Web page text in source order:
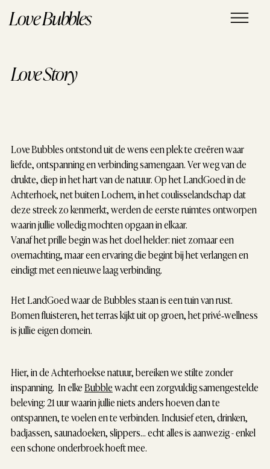
Love Bubbles
Love Story
Love Bubbles ontstond uit de wens een plek te creëren waar
liefde, ontspanning en verbinding samengaan. Ver weg van de
drukte, diep in het hart van de natuur. Op het LandGoed in de
Achterhoek, net buiten Lochem, in het coulisselandschap dat
deze streek zo kenmerkt, werden de eerste ruimtes ontworpen
waarin jullie volledig mochten opgaan in elkaar.
Vanaf het prille begin was het doel helder: niet zomaar een
overnachting, maar een ervaring die begint bij het verlangen en
eindigt met een nieuwe laag verbinding.
Het LandGoed waar de Bubbles staan is een tuin van rust.
Bomen fluisteren, het terras kijkt uit op groen, het privé‑wellness
is jullie eigen domein.
Hier, in de Achterhoekse natuur, bereiken we stilte zonder
inspanning. In elkeBubblewacht een zorgvuldig samengestelde
beleving: 21 uur waarin jullie niets anders hoeven dan te
ontspannen, te voelen en te verbinden. Inclusief eten, drinken,
badjassen, saunadoeken, slippers... echt alles is aanwezig - enkel
een schone onderbroek hoeft mee.